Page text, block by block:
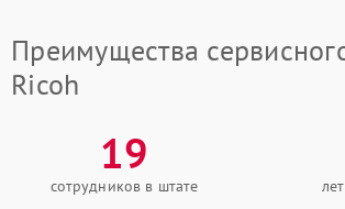
Преимущества
Ricoh
19
сотрудников в штате